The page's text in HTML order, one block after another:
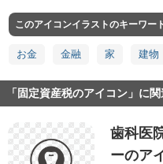
このアイコンイラストのキーワー
お金 金融 家 建物
「固定資産税のアイコン」に
歯科医
ーのア